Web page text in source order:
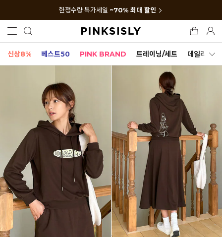
한정수량 특가세일 ~70% 최대 할인
신상8% 베스트50 PINK BRAND 트레이닝/세트 데일리세트